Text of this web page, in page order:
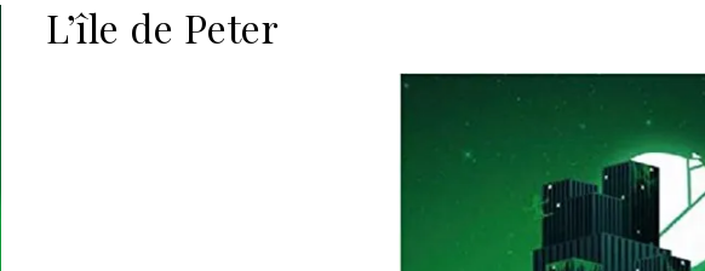
L’île de Peter